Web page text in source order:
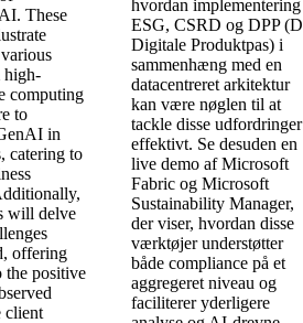
These
high-
computing
to
in
catering to
will delve
offering
the positive
client
hvordan
ESG, CSRD og DPP
Digitale Produktpas) i
sammenhæng med en
datacentreret arkitektur
kan være nøglen til at
tackle disse udfordringer
effektivt. Se desuden en
live demo af Microsoft
Fabric og Microsoft
Sustainability Manager,
der viser, hvordan disse
værktøjer understøtter
både compliance på et
aggregeret niveau og
faciliterer yderligere